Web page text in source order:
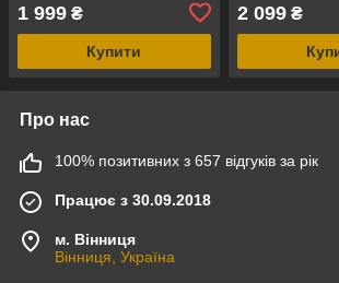
1 999 ₴
Купити
2 099₴
Про нас
100% позитивних з 657 відгуків за рік
Працює з 30.09.2018
м. Вінниця
Вінниця, Україна